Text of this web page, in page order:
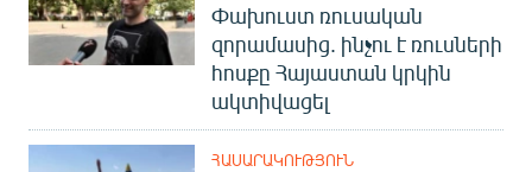
Փախուստ ռուսական
զորամասից. ինչու է ռուսների
հոսքը Հայաստան կրկին
ակտիվացել
ՀԱՍԱՐԱԿՈՒԹՅՈՒՆ